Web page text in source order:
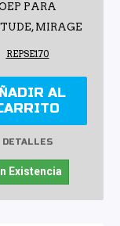
PARA
MIRAGE
REPSE170
AL
DETALLES
Existencia